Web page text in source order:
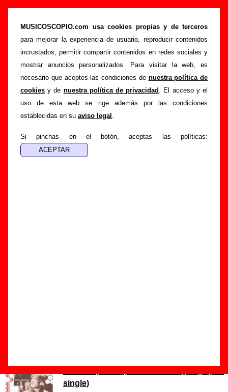
MUSICOSCOPIO.com usa cookies propias y de terceros
para mejorar la experiencia de usuario, reproducir contenidos
incrustados, permitir compartir contenidos en redes sociales y
mostrar anuncios personalizados. Para visitar la web, es
necesario que aceptes las condiciones de nuestra política de
cookies y de nuestra política de privacidad . El acceso y el
uso de esta web se rige además por las condiciones
establecidas en su aviso legal .
Si pinchas en el botón, aceptas las políticas:
“Amor apache (con Víctor Coyote)”, canción
de Fangoria (Letra e información)
Portada >Fangoria >Canciones
Amor apache (con Víctor Coyote)
Esta página pretende recopilar todo tipo de información
sobre lacanción "Amor apache (con Víctor Coyote)
interpretada porFangoria. Además de su letra, también
aparecerá información sobre el autor o los autores, sobre los
discos en los que está incluido este tema, sobre la grabación
del mismo, sobre versiones a cargo de otros grupos... Si
encuentras errores o tienes información adicional, puedes
single)